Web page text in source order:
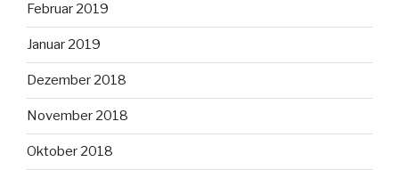
Februar 2019
Januar 2019
Dezember 2018
November 2018
Oktober 2018